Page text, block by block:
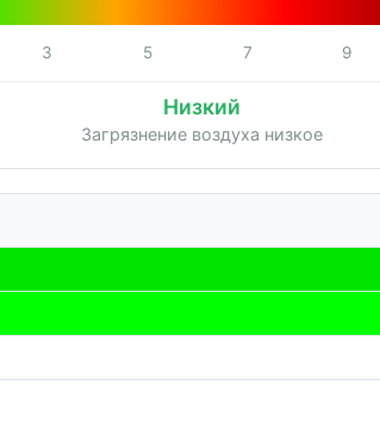
3 5 7 9
Низкий
Загрязнение воздуха низкое